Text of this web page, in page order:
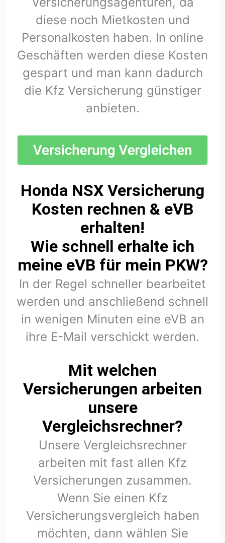
diese noch Mietkosten und
Personalkosten haben. In online
Geschäften werden diese Kosten
gespart und man kann dadurch
die Kfz Versicherung günstiger
anbieten.
Honda NSX Versicherung
Kosten rechnen & eVB
erhalten!
Wie schnell erhalte ich
meine eVB für mein PKW?
In der Regel schneller bearbeitet
werden und anschließend schnell
in wenigen Minuten eine eVB an
ihre E-Mail verschickt werden.
Mit welchen
Versicherungen arbeiten
unsere
Vergleichsrechner?
Unsere Vergleichsrechner
arbeiten mit fast allen Kfz
Versicherungen zusammen.
Wenn Sie einen Kfz
Versicherungsvergleich haben
möchten, dann wählen Sie